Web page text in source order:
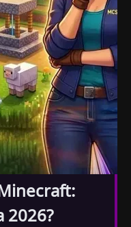
2026?